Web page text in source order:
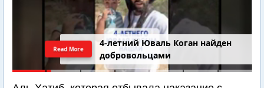
4-летний Юваль Коган найден
добровольцами
Read More